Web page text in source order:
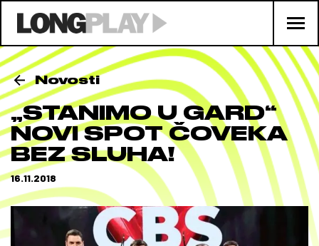
Novosti
„STANIMO U GARD“
NOVI SPOT ČOVEKA
BEZ SLUHA!
16.11.2018